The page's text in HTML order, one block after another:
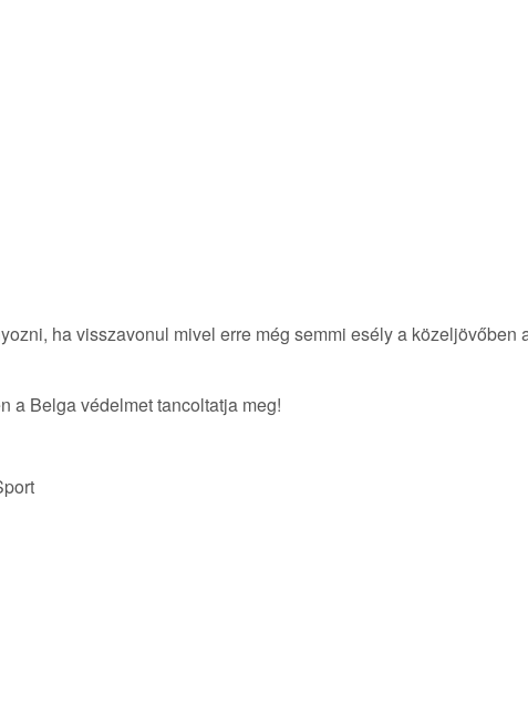
ha visszavonul mivel erre még semmi esély a közeljövőben
a Belga védelmet tancoltatja meg!